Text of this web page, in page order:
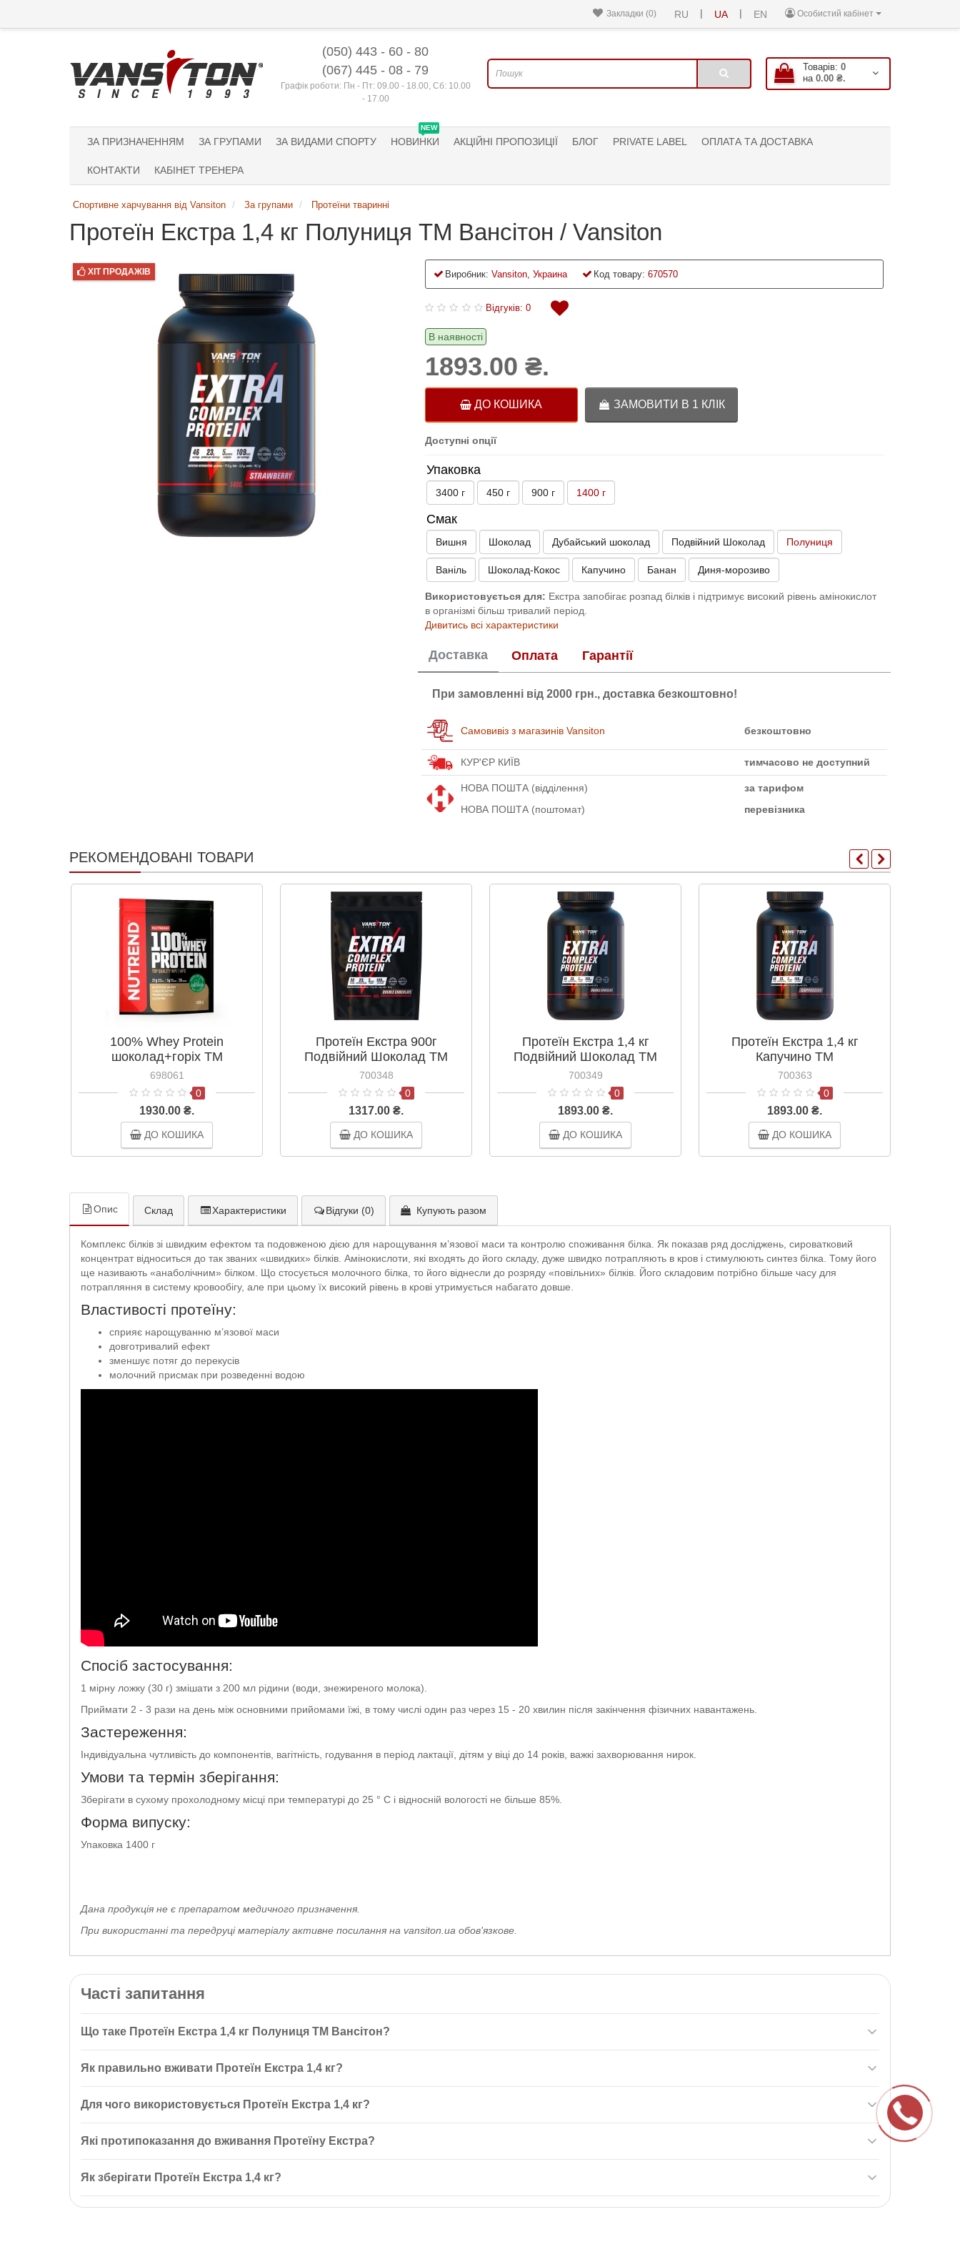
Особистий кабінет
RU | UA | EN
Закладки (0)
(050) 443 - 60 - 80
(067) 445 - 08 - 79
Графік роботи: Пн - Пт: 09.00 - 18.00, Сб: 10.00
- 17.00
Товарів: 0
на 0.00 ₴.
ЗА ПРИЗНАЧЕННЯМ ЗА ГРУПАМИ ЗА ВИДАМИ СПОРТУ
NEW
НОВИНКИ АКЦІЙНІ ПРОПОЗИЦІЇ БЛОГ PRIVATE LABEL ОПЛАТА ТА ДОСТАВКА
КОНТАКТИ КАБІНЕТ ТРЕНЕРА
Спортивне харчування від Vansiton За групами Протеїни тваринні
Протеїн Екстра 1,4 кг Полуниця ТМ Вансітон / Vansiton
ХІТ ПРОДАЖІВ Виробник: Vansiton, Украина Код товару: 670570
Відгуків: 0
В наявності
1893.00 ₴.
ДО КОШИКА ЗАМОВИТИ В 1 КЛІК
Доступні опції
Упаковка
3400 г 450 г 900 г 1400 г
Смак
Вишня Шоколад Дубайський шоколад Подвійний Шоколад Полуниця
Ваніль Шоколад-Кокос Капучино Банан Диня-морозиво
Використовується для: Екстра запобігає розпад білків і підтримує високий рівень амінокислот
в організмі більш тривалий період.
Дивитись всі характеристики
Доставка Оплата Гарантії
При замовленні від 2000 грн., доставка безкоштовно!
Самовивіз з магазинів Vansiton безкоштовно
КУР'ЄР КИЇВ тимчасово не доступний
НОВА ПОШТА (відділення)
за тарифом
НОВА ПОШТА (поштомат)
перевізника
РЕКОМЕНДОВАНІ ТОВАРИ
100% Whey Protein
шоколад+горіх ТМ
Нутренд/Nutrend 1000 г
698061
0
1930.00 ₴.
ДО КОШИКА
Протеїн Екстра 900г
Подвійний Шоколад ТМ
Вансітон / Vansiton
700348
0
1317.00 ₴.
ДО КОШИКА
Протеїн Екстра 1,4 кг
Подвійний Шоколад ТМ
Вансітон/Vansiton
700349
0
1893.00 ₴.
ДО КОШИКА
Протеїн Екстра 1,4 кг
Капучино ТМ
Ванситон/Vansiton
700363
0
1893.00 ₴.
ДО КОШИКА
Опис Склад Характеристики Відгуки (0) Купують разом
Комплекс білків зі швидким ефектом та подовженою дією для нарощування м’язової маси та контролю споживання білка. Як показав ряд досліджень, сироватковий
концентрат відноситься до так званих «швидких» білків. Амінокислоти, які входять до його складу, дуже швидко потрапляють в кров і стимулюють синтез білка. Тому його
ще називають «анаболічним» білком. Що стосується молочного білка, то його віднесли до розряду «повільних» білків. Його складовим потрібно більше часу для
потрапляння в систему кровообігу, але при цьому їх високий рівень в крові утримується набагато довше.
Властивості протеїну:
сприяє нарощуванню м’язової маси
довготривалий ефект
зменшує потяг до перекусів
молочний присмак при розведенні водою
Спосіб застосування:
1 мірну ложку (30 г) змішати з 200 мл рідини (води, знежиреного молока).
Приймати 2 - 3 рази на день між основними прийомами їжі, в тому числі один раз через 15 - 20 хвилин після закінчення фізичних навантажень.
Застереження:
Індивідуальна чутливість до компонентів, вагітність, годування в період лактації, дітям у віці до 14 років, важкі захворювання нирок.
Умови та термін зберігання:
Зберігати в сухому прохолодному місці при температурі до 25 ° С і відносній вологості не більше 85%.
Форма випуску:
Упаковка 1400 г
Дана продукція не є препаратом медичного призначення.
При використанні та передруці матеріалу активне посилання на vansiton.ua обов'язкове.
Часті запитання
Що таке Протеїн Екстра 1,4 кг Полуниця ТМ Вансітон?
зменшує потяг до перекусів, забезпечуючи тривалий рівень амінокислот у крові.
Як правильно вживати Протеїн Екстра 1,4 кг?
один раз через 15-20 хвилин після тренування.
Для чого використовується Протеїн Екстра 1,4 кг?
нарощуванню м’язової маси та контролю споживання білка.
Які протипоказання до вживання Протеїну Екстра?
враховувати ці обмеження перед використанням.
Як зберігати Протеїн Екстра 1,4 кг?